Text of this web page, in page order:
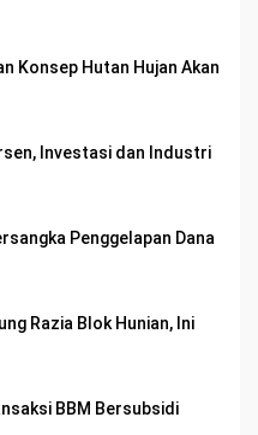
Konsep Hutan Hujan Akan
Investasi dan Industri
Penggelapan Dana
Razia Blok Hunian, Ini
BBM Bersubsidi